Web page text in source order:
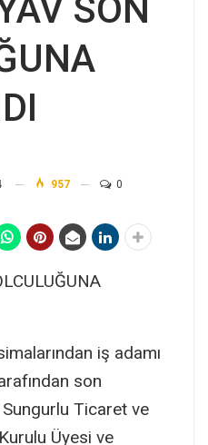
SON
957 0
iş adamı
son
Ticaret ve
Üyesi ve